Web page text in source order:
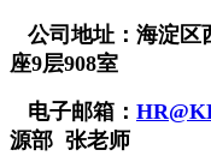
公司地址：海淀区
座9层908室
电子邮箱：
源部 张老师